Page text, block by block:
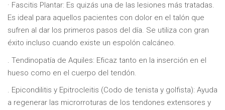
· Fascitis Plantar: Es quizás una de las lesiones más tratadas.
Es ideal para aquellos pacientes con dolor en el talón que
sufren al dar los primeros pasos del día. Se utiliza con gran
éxito incluso cuando existe un espolón calcáneo.
. Tendinopatía de Aquiles: Eficaz tanto en la inserción en el
hueso como en el cuerpo del tendón.
. Epicondilitis y Epitrocleitis (Codo de tenista y golfista): Ayuda
a regenerar las microrroturas de los tendones extensores y